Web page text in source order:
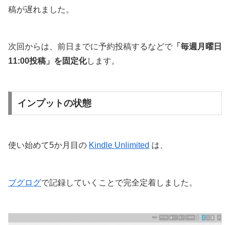
稿が遅れました。
次回からは、前日までに予約投稿するなどで 「毎週月曜日
11:00投稿」を固定化します。
インプットの状態
使い始めて5か月目の Kindle Unlimited は、
ブグログで記録していくことで完全定着しました。